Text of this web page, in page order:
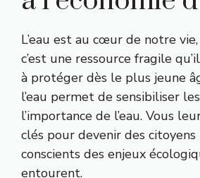
L’eau est au cœur de notre
c’est une ressource fragile
à protéger dès le plus jeune
l’eau permet de sensibiliser
l’importance de l’eau. Vous
clés pour devenir des citoyens
conscients des enjeux
entourent.